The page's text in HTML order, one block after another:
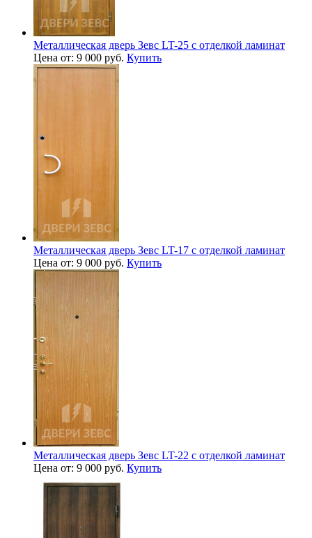
Металлическая дверь Зевс LT-25 с отделкой ламинат
Цена от: 9 000 руб. Купить
Металлическая дверь Зевс LT-17 с отделкой ламинат
Цена от: 9 000 руб. Купить
Металлическая дверь Зевс LT-22 с отделкой ламинат
Цена от: 9 000 руб. Купить